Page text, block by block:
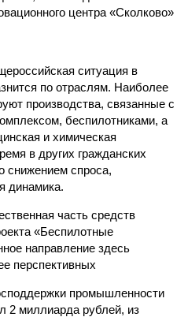
центра «Сколково»
ситуация в
по отраслям. Наиболее
производства, связанные с
беспилотниками, а
и химическая
в других гражданских
снижением спроса,
динамика.
часть средств
«Беспилотные
направление здесь
перспективных
промышленности
2 миллиарда рублей, из